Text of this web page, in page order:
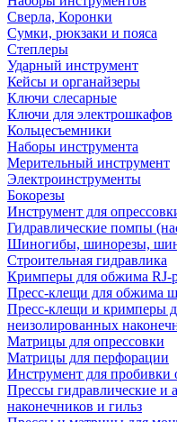
Сверла, Коронки
Сумки, рюкзаки и пояса
Степлеры
Ударный инструмент
Кейсы и органайзеры
Ключи слесарные
Ключи для электрошкафов
Кольцесъемники
Наборы инструмента
Мерительный инструмент
Электроинструменты
Бокорезы
Инструмент для
Гидравлические помпы
Шиногибы, шинорезы,
Строительная гидравлика
Кримперы для обжима RJ-
Пресс-клещи для обжима
Пресс-клещи и кримперы
неизолированных
Матрицы для опрессовки
Матрицы для перфорации
Инструмент для пробивки
Прессы гидравлические и
наконечников и гильз